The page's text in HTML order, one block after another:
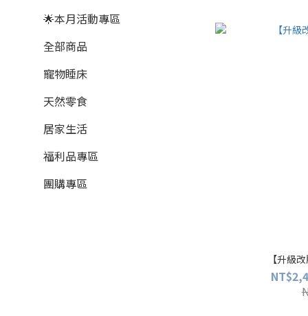
🌟本月活動專區
全部商品
寵物睡床
天然零食
居家生活
福利品專區
團購專區
【升級